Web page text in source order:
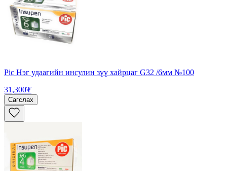
Pic Нэг удаагийн инсулин зүү хайрцаг G32 /6мм №100
31,300₮
Сагслах